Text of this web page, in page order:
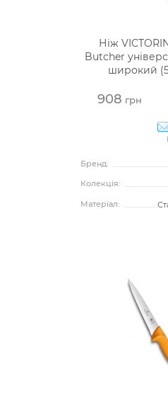
Ніж
Butcher
широкий
908 грн
Бренд:
Колекція:
Матеріал: